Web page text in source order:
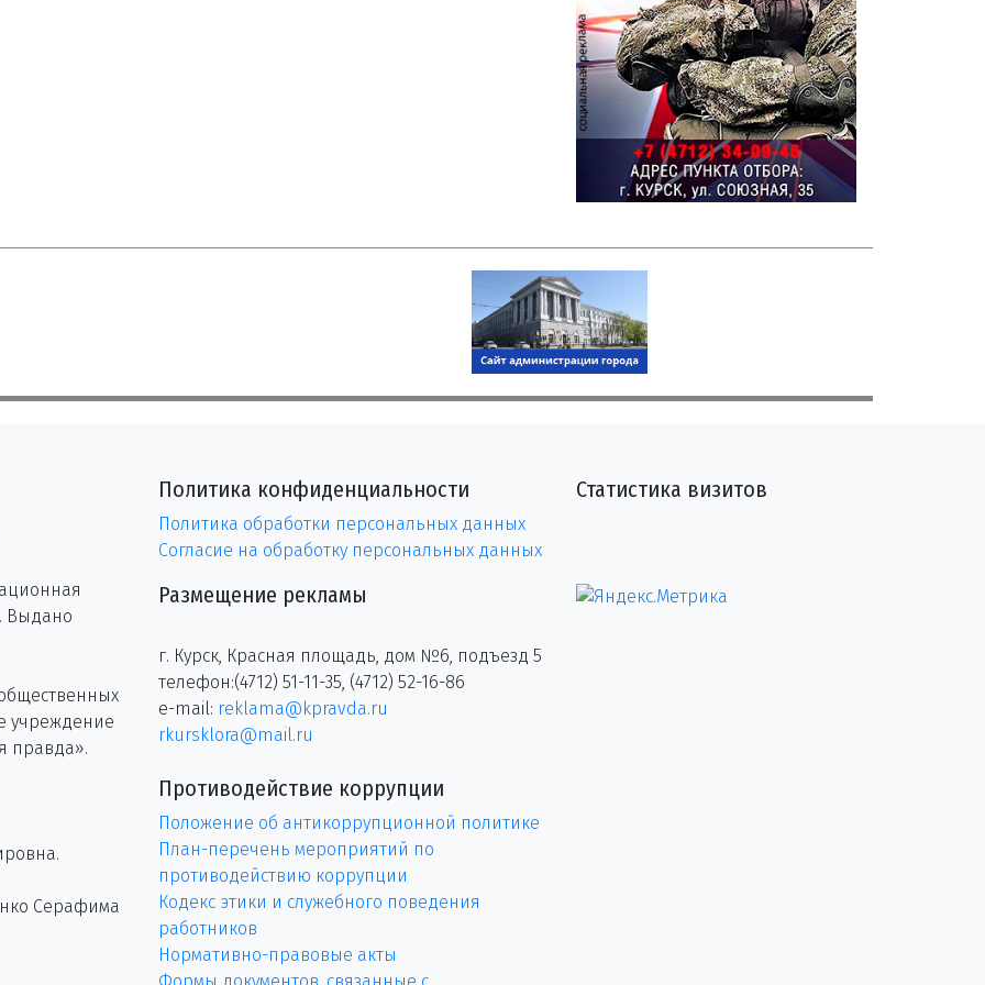
Выдано
учреждение
правда».
Серафима
Политика конфиденциальности
Политика обработки персональных данных
Согласие на обработку персональных данных
Размещение рекламы
г. Курск, Красная площадь, дом №6, подъезд 5
телефон:(4712) 51-11-35, (4712) 52-16-86
e-mail: reklama@kpravda.ru
rkursklora@mail.ru
Противодействие коррупции
Положение об антикоррупционной политике
План-перечень мероприятий по
противодействию коррупции
Кодекс этики и служебного поведения
работников
Нормативно-правовые акты
Статистика визитов